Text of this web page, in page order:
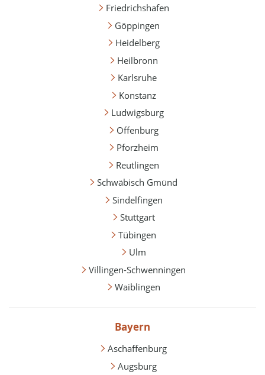
Friedrichshafen
Göppingen
Heidelberg
Heilbronn
Karlsruhe
Konstanz
Ludwigsburg
Offenburg
Pforzheim
Reutlingen
Schwäbisch Gmünd
Sindelfingen
Stuttgart
Tübingen
Ulm
Villingen-Schwenningen
Waiblingen
Bayern
Aschaffenburg
Augsburg